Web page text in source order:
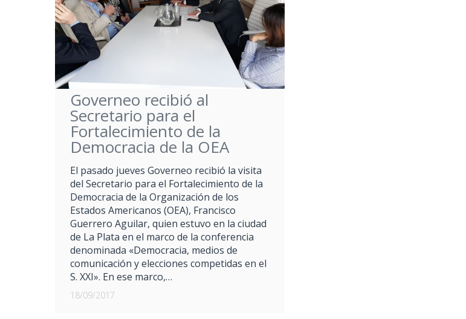
Governeo recibió al
Secretario para el
Fortalecimiento de la
Democracia de la OEA
El pasado jueves Governeo recibió la visita
del Secretario para el Fortalecimiento de la
Democracia de la Organización de los
Estados Americanos (OEA), Francisco
Guerrero Aguilar, quien estuvo en la ciudad
de La Plata en el marco de la conferencia
denominada «Democracia, medios de
comunicación y elecciones competidas en el
S. XXI». En ese marco,…
18/09/2017